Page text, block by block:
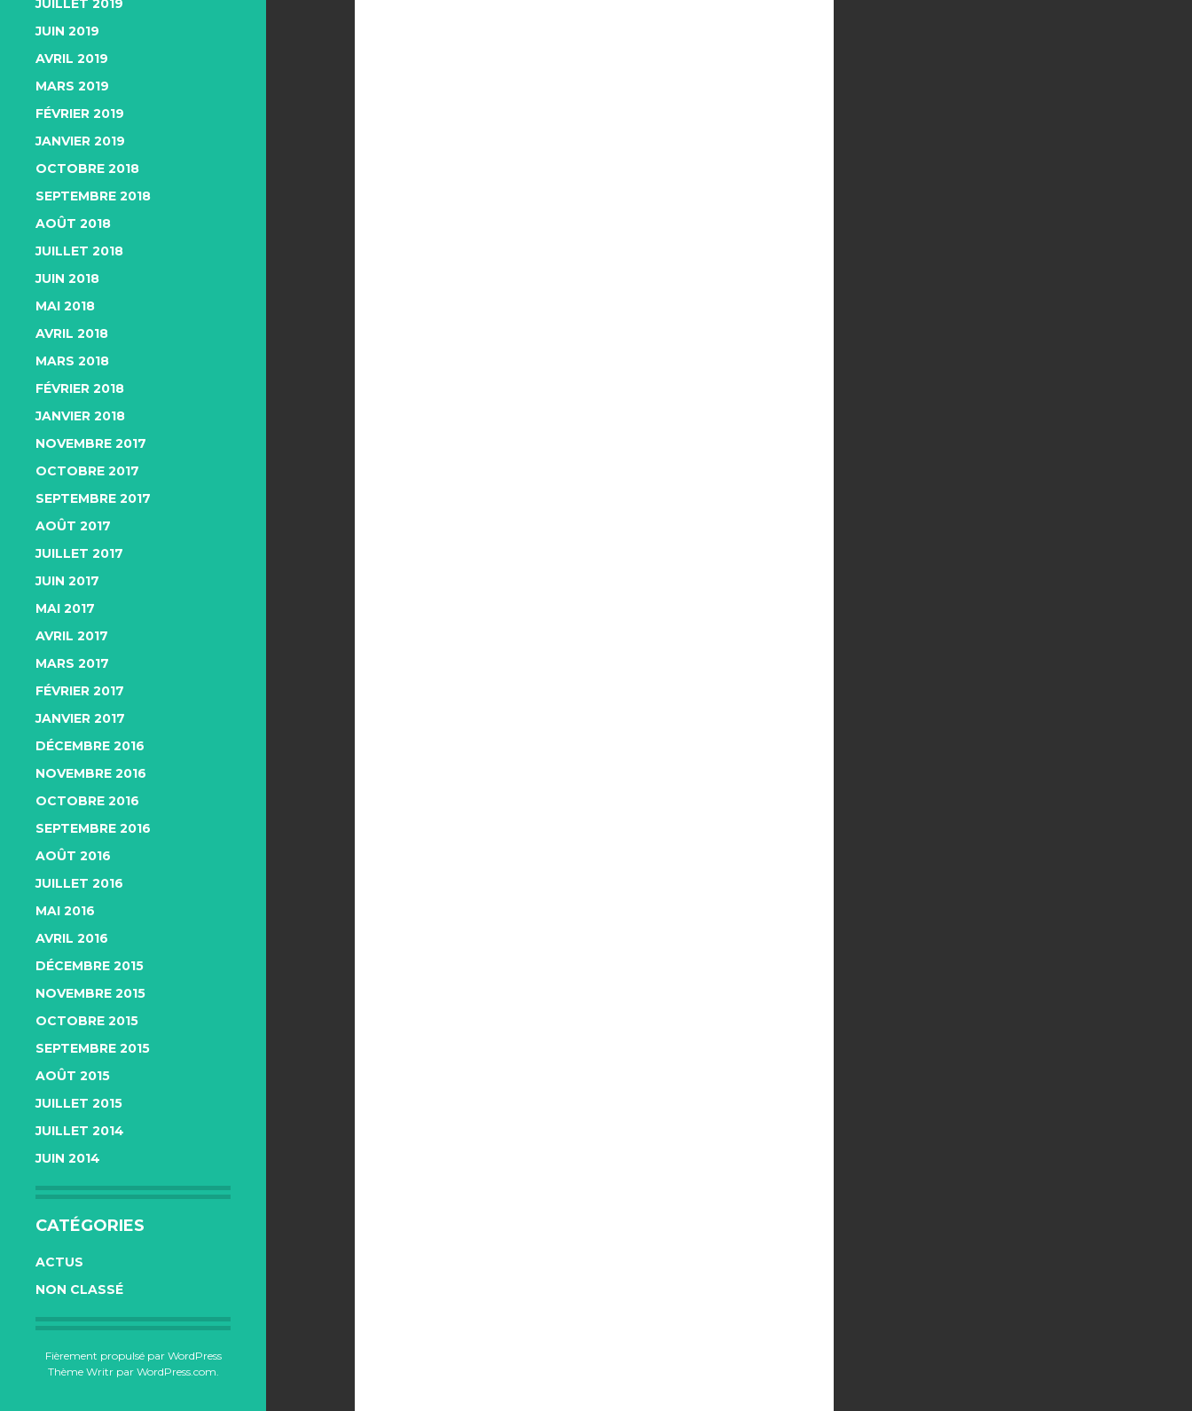
JUILLET 2019
JUIN 2019
AVRIL 2019
MARS 2019
FÉVRIER 2019
JANVIER 2019
OCTOBRE 2018
SEPTEMBRE 2018
AOÛT 2018
JUILLET 2018
JUIN 2018
MAI 2018
AVRIL 2018
MARS 2018
FÉVRIER 2018
JANVIER 2018
NOVEMBRE 2017
OCTOBRE 2017
SEPTEMBRE 2017
AOÛT 2017
JUILLET 2017
JUIN 2017
MAI 2017
AVRIL 2017
MARS 2017
FÉVRIER 2017
JANVIER 2017
DÉCEMBRE 2016
NOVEMBRE 2016
OCTOBRE 2016
SEPTEMBRE 2016
AOÛT 2016
JUILLET 2016
MAI 2016
AVRIL 2016
DÉCEMBRE 2015
NOVEMBRE 2015
OCTOBRE 2015
SEPTEMBRE 2015
AOÛT 2015
JUILLET 2015
JUILLET 2014
JUIN 2014
CATÉGORIES
ACTUS
NON CLASSÉ
Fièrement propulsé par WordPress
Thème Writr par WordPress.com.